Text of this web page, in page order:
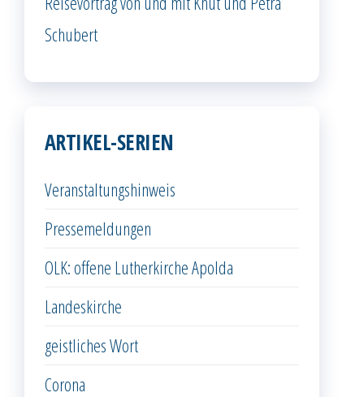
Schubert
ARTIKEL-SERIEN
Veranstaltungshinweis
Pressemeldungen
OLK: offene Lutherkirche Apolda
Landeskirche
geistliches Wort
Corona